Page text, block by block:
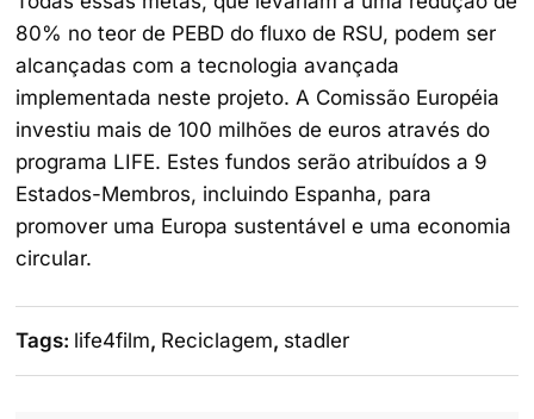
80% no teor de PEBD do fluxo de RSU, podem ser
alcançadas com a tecnologia avançada
implementada neste projeto. A Comissão Européia
investiu mais de 100 milhões de euros através do
programa LIFE. Estes fundos serão atribuídos a 9
Estados-Membros, incluindo Espanha, para
promover uma Europa sustentável e uma economia
circular.
Tags: life4film, Reciclagem, stadler